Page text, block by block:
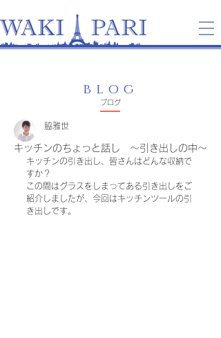
blog
​ブログ
キッチンのちょっと話し ～引き出しの中～
脇雅世
キッチンの引き出し、皆さんはどんな収納で
すか？
この間はグラスをしまってある引き出しをご
紹介しましたが、今回はキッチンツールの引
き出しです。